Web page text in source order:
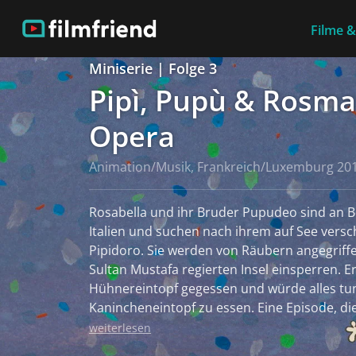
Filme
Miniserie | Folge 3
Pipì, Pupù &
Opera
Animation/Musik, Frankreich/Luxemburg
Rosabella und ihr Bruder Pupudeo sind an
Italien und suchen nach ihrem auf See
Pipidoro. Sie werden von Räubern
Sultan Mustafa regierten Insel einsperren.
Hühnereintopf gegessen und würde alles
Kanincheneintopf zu essen. Eine Episode,
("Die Italienerin in Algier"), einer Oper in
Rossini, basiert.
weiterlesen